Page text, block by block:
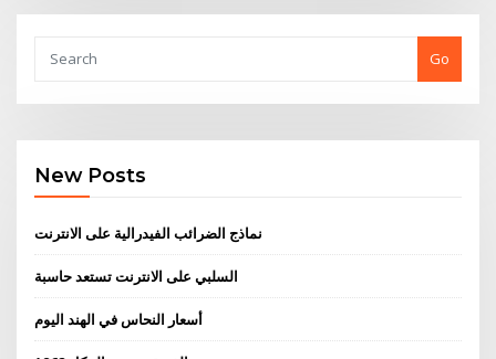
Go
New Posts
نماذج الضرائب الفيدرالية على الانترنت
السلبي على الانترنت تستعد حاسبة
أسعار النحاس في الهند اليوم